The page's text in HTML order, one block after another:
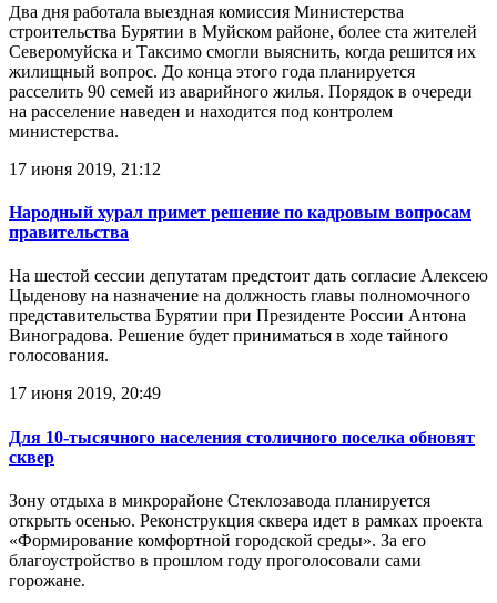
Два дня работала выездная комиссия Министерства
строительства Бурятии в Муйском районе, более ста жителей
Северомуйска и Таксимо смогли выяснить, когда решится их
жилищный вопрос. До конца этого года планируется
расселить 90 семей из аварийного жилья. Порядок в очереди
на расселение наведен и находится под контролем
министерства.
17 июня 2019, 21:12
Народный хурал примет решение по кадровым вопросам
правительства
На шестой сессии депутатам предстоит дать согласие Алексею
Цыденову на назначение на должность главы полномочного
представительства Бурятии при Президенте России Антона
Виноградова. Решение будет приниматься в ходе тайного
голосования.
17 июня 2019, 20:49
Для 10-тысячного населения столичного поселка обновят
сквер
Зону отдыха в микрорайоне Стеклозавода планируется
открыть осенью. Реконструкция сквера идет в рамках проекта
«Формирование комфортной городской среды». За его
благоустройство в прошлом году проголосовали сами
горожане.